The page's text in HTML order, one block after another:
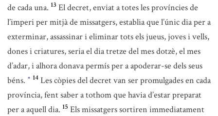
de cada una. 13 El decret, enviat a totes les províncies de
l’imperi per mitjà de missatgers, establia que l’únic dia per a
exterminar, assassinar i eliminar tots els jueus, joves i vells,
dones i criatures, seria el dia tretze del mes dotzè, el mes
d’adar, i alhora donava permís per a apoderar-se dels seus
béns. * 14 Les còpies del decret van ser promulgades en cada
província, fent saber a tothom que havia d’estar preparat
per a aquell dia. 15 Els missatgers sortiren immediatament